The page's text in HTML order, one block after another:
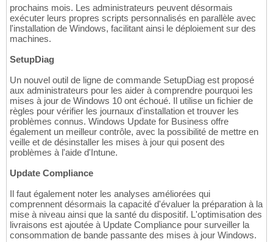
prochains mois. Les administrateurs peuvent désormais
exécuter leurs propres scripts personnalisés en parallèle avec
l'installation de Windows, facilitant ainsi le déploiement sur des
machines.
SetupDiag
Un nouvel outil de ligne de commande SetupDiag est proposé
aux administrateurs pour les aider à comprendre pourquoi les
mises à jour de Windows 10 ont échoué. Il utilise un fichier de
règles pour vérifier les journaux d'installation et trouver les
problèmes connus. Windows Update for Business offre
également un meilleur contrôle, avec la possibilité de mettre en
veille et de désinstaller les mises à jour qui posent des
problèmes à l'aide d'Intune.
Update Compliance
Il faut également noter les analyses améliorées qui
comprennent désormais la capacité d'évaluer la préparation à la
mise à niveau ainsi que la santé du dispositif. L'optimisation des
livraisons est ajoutée à Update Compliance pour surveiller la
consommation de bande passante des mises à jour Windows.